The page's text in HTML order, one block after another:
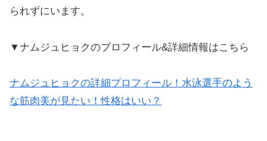
られずにいます。
▼ナムジュヒョクのプロフィール&詳細情報はこちら
ナムジュヒョクの詳細プロフィール！水泳選手のよう
な筋肉美が見たい！性格はいい？